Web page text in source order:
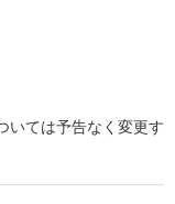
いては予告なく変更す